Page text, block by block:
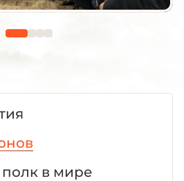
в мире